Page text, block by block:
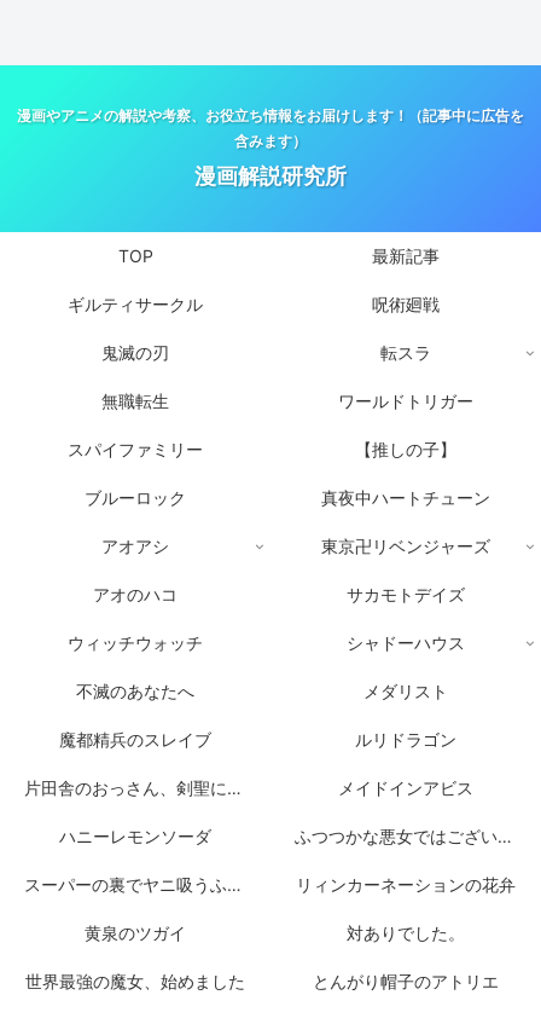
漫画やアニメの解説や考察、お役立ち情報をお届けします！（記事中に広告を
含みます）
漫画解説研究所
TOP 最新記事
ギルティサークル 呪術廻戦
鬼滅の刃 転スラ
無職転生 ワールドトリガー
スパイファミリー 【推しの子】
ブルーロック 真夜中ハートチューン
アオアシ 東京卍リベンジャーズ
アオのハコ サカモトデイズ
ウィッチウォッチ シャドーハウス
不滅のあなたへ メダリスト
魔都精兵のスレイブ ルリドラゴン
片田舎のおっさん、剣聖になる メイドインアビス
ハニーレモンソーダ ふつつかな悪女ではございますが
スーパーの裏でヤニ吸うふたり リィンカーネーションの花弁
黄泉のツガイ 対ありでした。
世界最強の魔女、始めました とんがり帽子のアトリエ